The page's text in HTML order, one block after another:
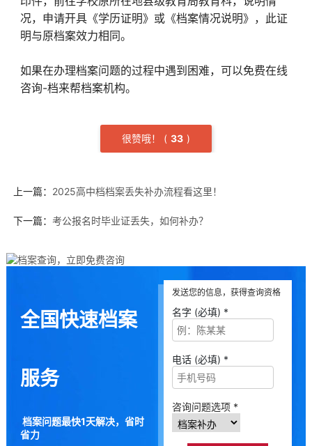
况，申请开具《学历证明》或《档案情况说明》，此证
明与原档案效力相同。
如果在办理档案问题的过程中遇到困难，可以免费在线
咨询-档来帮档案机构。
很赞哦！ ( 33 )
上一篇： 2025高中档档案丢失补办流程看这里！
下一篇： 考公报名时毕业证丢失，如何补办？
全国快速档案
服务
档案问题最快1天解决，省时
省力
发送您的信息，获得查询资格
名字 (必填) *
电话 (必填) *
咨询问题选项 *